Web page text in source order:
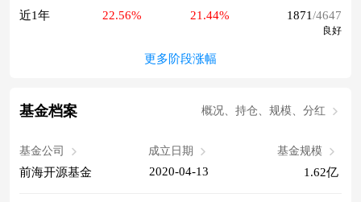
近1年 22.56% 21.44% 1871/4647
良好
更多阶段涨幅
基金档案 概况、持仓、规模、分红
基金公司
前海开源基金
成立日期
2020-04-13
基金规模
1.62亿